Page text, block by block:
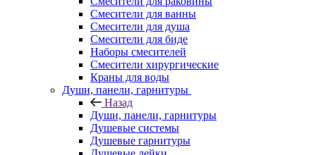
Смесители для ванны
Смесители для душа
Смесители для биде
Наборы смесителей
Смесители хирургические
Краны для воды
Души, панели, гарнитуры
Назад
Души, панели, гарнитуры
Душевые системы
Душевые гарнитуры